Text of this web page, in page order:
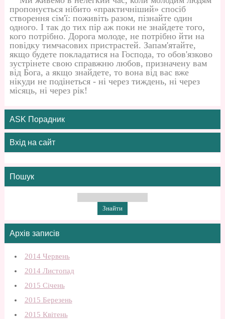
пропонується нібито «практичніший» спосіб
створення сім'ї: поживіть разом, пізнайте один
одного. І так до тих пір аж поки не знайдете того,
кого потрібно. Дорога молоде, не потрібно йти на
повідку тимчасових пристрастей. Запам'ятайте,
якщо будете покладатися на Господа, то обов'язково
зустрінете свою справжню любов, призначену вам
від Бога, а якщо знайдете, то вона від вас вже
нікуди не подінеться - ні через тиждень, ні через
місяць, ні через рік!
ASK Порадник
Вхід на сайт
Пошук
Архів записів
2014 Червень
2014 Листопад
2015 Січень
2015 Березень
2015 Квітень